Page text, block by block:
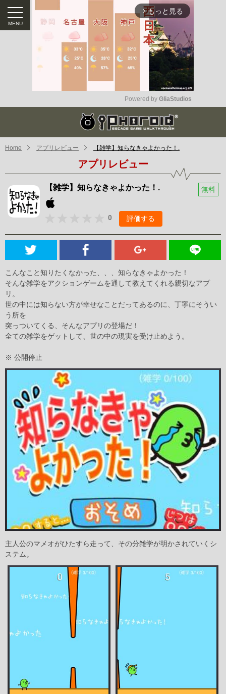
arrow_forward_ios もっと見る
Mute
Powered by GliaStudios
Home アプリレビュー 【雑学】知らなきゃよかった！.
アプリレビュー
【雑学】知らなきゃよかった！. 無料
0 評価する
こんなこと知りたくなかった、、、知らなきゃよかった！
そんな雑学をアクションゲームを通して教えてくれる親切なアプ
リ。
世の中には知らない方が幸せなことだってあるのに、丁寧にそうい
う所を
突っついてくる、そんなアプリの登場だ！
全ての雑学をゲットして、世の中の現実を受け止めよう。
※ 公開停止
主人公のマメオがひたすら走って、その分雑学が明かされていくシ
ステム。